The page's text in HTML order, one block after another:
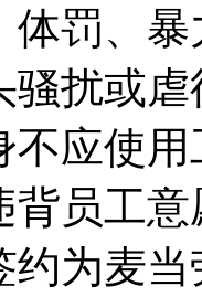
体罚、
骚扰或
不应使
背员工
约为麦